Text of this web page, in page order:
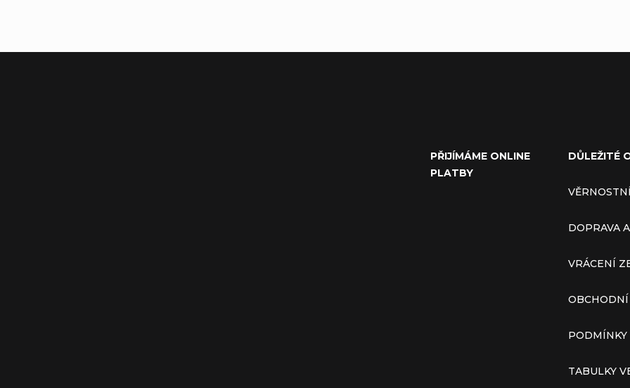
PŘIJÍMÁME ONLINE
PLATBY
DŮLEŽITÉ
DOPRAVA
VRÁCENÍ
PODMÍNKY
TABULKY